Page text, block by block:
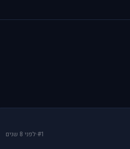
#1
·לפני 8 שנים